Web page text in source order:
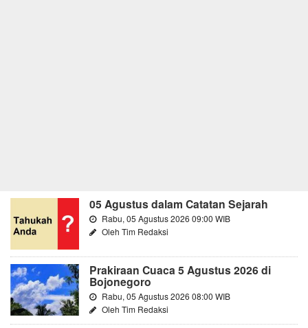
05 Agustus dalam Catatan Sejarah
Rabu, 05 Agustus 2026 09:00 WIB
Oleh Tim Redaksi
Prakiraan Cuaca 5 Agustus 2026 di
Bojonegoro
Rabu, 05 Agustus 2026 08:00 WIB
Oleh Tim Redaksi